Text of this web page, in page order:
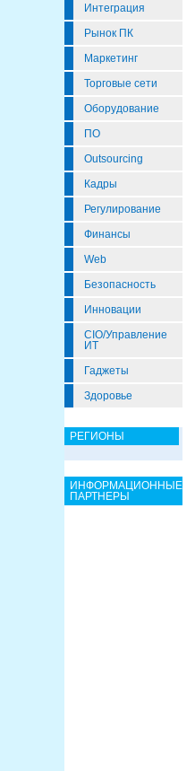
Интеграция
Рынок ПК
Маркетинг
Торговые сети
Оборудование
ПО
Outsourcing
Кадры
Регулирование
Финансы
Web
Безопасность
Инновации
CIO/Управление
ИТ
Гаджеты
Здоровье
РЕГИОНЫ
ИНФОРМАЦИОННЫЕ
ПАРТНЕРЫ